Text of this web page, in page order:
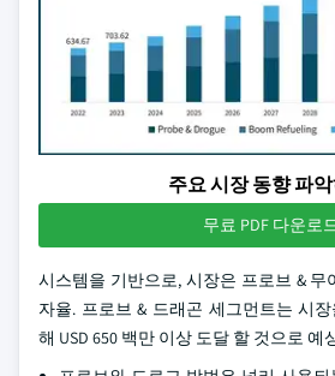
주요 시장 동향 파
무료 PDF 다운로
시스템을 기반으로, 시장은 프로브 & 무
자율. 프로브 & 드래곤 세그먼트는 시
해 USD 650 백만 이상 도달 할 것으로 예